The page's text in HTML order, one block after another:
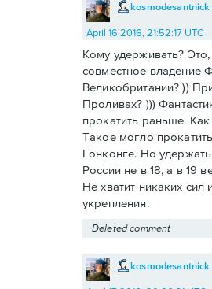
kosmodesantnick
April 16 2016, 21:52:17 UTC
Кому удерживать?
совместное владение
Великобритании? ))
Проливах? )))
прокатить раньше.
Такое могло
Гонконге. Но
России не в 18, а в 19
Не хватит никаких сил
укрепления.
Deleted comment
kosmodesantnick